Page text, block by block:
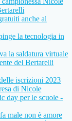
anche al
la tecnologia in
la saldatura virtuale
del Bertarelli
iscrizioni 2023
di Nicole
day per le scuole -
male non è amore